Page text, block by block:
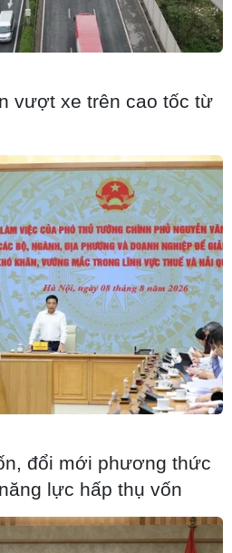
đầu tư mở rộng
Đồng Nai
Minh sẽ tích hợp IoT
vượt xe trên cao tốc từ
đổi mới phương thức
lực hấp thụ vốn